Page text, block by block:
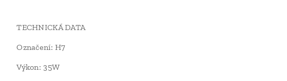
TECHNICKÁ DATA
Označení: H7
Výkon: 35W